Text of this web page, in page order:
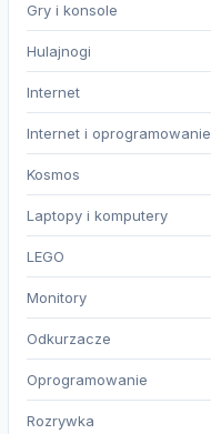
Gry i konsole
Hulajnogi
Internet
Internet i oprogramowanie
Kosmos
Laptopy i komputery
LEGO
Monitory
Odkurzacze
Oprogramowanie
Rozrywka